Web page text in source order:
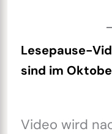
Lesepause-
sind im
Video wird